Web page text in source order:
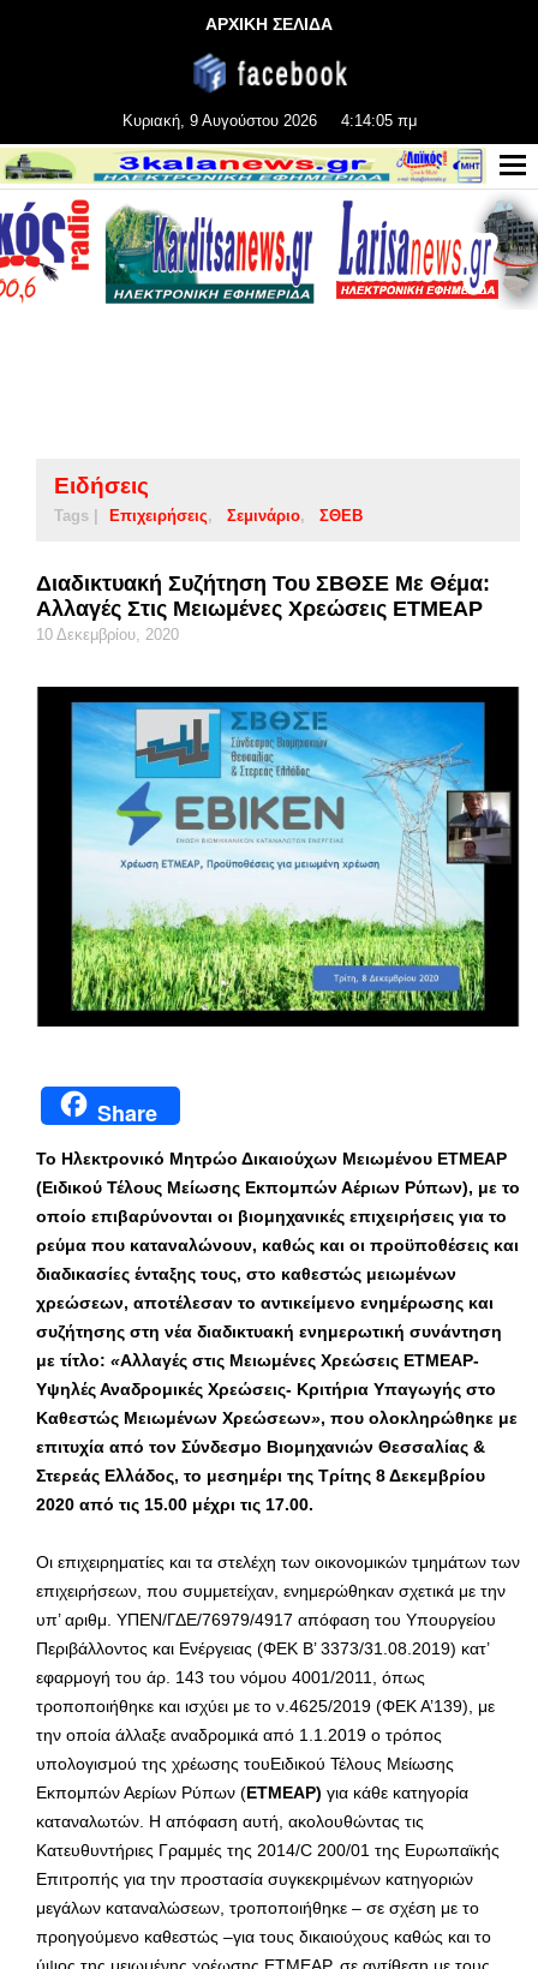
ΑΡΧΙΚΗ ΣΕΛΙΔΑ
Κυριακή, 9 Αυγούστου 2026 4:14:06 πμ
Ειδήσεις
Tags | Επιχειρήσεις Σεμινάριο ΣΘΕΒ
Διαδικτυακή Συζήτηση Του ΣΒΘΣΕ Με Θέμα:
Αλλαγές Στις Μειωμένες Χρεώσεις ΕΤΜΕΑΡ
10 Δεκεμβρίου, 2020
Share
Το Ηλεκτρονικό Μητρώο Δικαιούχων Μειωμένου ΕΤΜΕΑΡ
(Ειδικού Τέλους Μείωσης Εκπομπών Αέριων Ρύπων), με το
οποίο επιβαρύνονται οι βιομηχανικές επιχειρήσεις για το
ρεύμα που καταναλώνουν, καθώς και οι προϋποθέσεις και
διαδικασίες ένταξης τους, στο καθεστώς μειωμένων
χρεώσεων, αποτέλεσαν το αντικείμενο ενημέρωσης και
συζήτησης στη νέα διαδικτυακή ενημερωτική συνάντηση
με τίτλο: «Αλλαγές στις Μειωμένες Χρεώσεις ΕΤΜΕΑΡ-
Υψηλές Αναδρομικές Χρεώσεις- Κριτήρια Υπαγωγής στο
Καθεστώς Μειωμένων Χρεώσεων», που ολοκληρώθηκε με
επιτυχία από τον Σύνδεσμο Βιομηχανιών Θεσσαλίας &
Στερεάς Ελλάδος, το μεσημέρι της Τρίτης 8 Δεκεμβρίου
2020 από τις 15.00 μέχρι τις 17.00.
Οι επιχειρηματίες και τα στελέχη των οικονομικών τμημάτων των
επιχειρήσεων, που συμμετείχαν, ενημερώθηκαν σχετικά με την
υπ’ αριθμ. ΥΠΕΝ/ΓΔΕ/76979/4917 απόφαση του Υπουργείου
Περιβάλλοντος και Ενέργειας (ΦΕΚ Β’ 3373/31.08.2019) κατ’
εφαρμογή του άρ. 143 του νόμου 4001/2011, όπως
τροποποιήθηκε και ισχύει με το ν.4625/2019 (ΦΕΚ Α’139), με
την οποία άλλαξε αναδρομικά από 1.1.2019 ο τρόπος
υπολογισμού της χρέωσης τουΕιδικού Τέλους Μείωσης
Εκπομπών Αερίων Ρύπων (ΕΤΜΕΑΡ) για κάθε κατηγορία
καταναλωτών. Η απόφαση αυτή, ακολουθώντας τις
Κατευθυντήριες Γραμμές της 2014/C 200/01 της Ευρωπαϊκής
Επιτροπής για την προστασία συγκεκριμένων κατηγοριών
μεγάλων καταναλώσεων, τροποποιήθηκε – σε σχέση με το
προηγούμενο καθεστώς –για τους δικαιούχους καθώς και το
ύψος της μειωμένης χρέωσης ΕΤΜΕΑΡ, σε αντίθεση με τους